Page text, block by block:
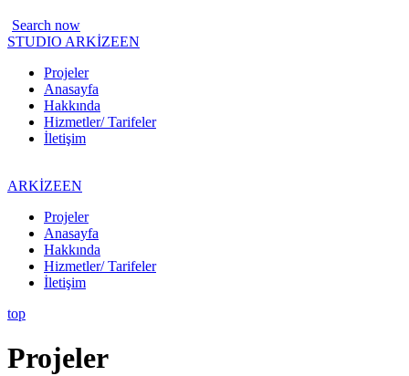
Search now
STUDIO ARKİZEEN
Projeler
Anasayfa
Hakkında
Hizmetler/ Tarifeler
İletişim
ARKİZEEN
Projeler
Anasayfa
Hakkında
Hizmetler/ Tarifeler
İletişim
top
Projeler